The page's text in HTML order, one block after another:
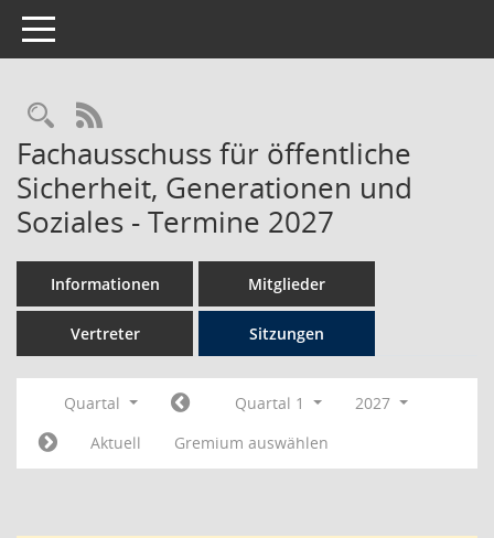
Toggle navigation
Rechercheauswahl
RSS-Feed
Fachausschuss für öffentliche
Sicherheit, Generationen und
Soziales - Termine 2027
Informationen Mitglieder
Vertreter Sitzungen
Quartal Quartal 1
2027
Aktuell
Gremium auswählen